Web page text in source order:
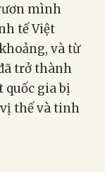
mình
tế Việt
và từ
trở thành
quốc gia bị
thế và tinh